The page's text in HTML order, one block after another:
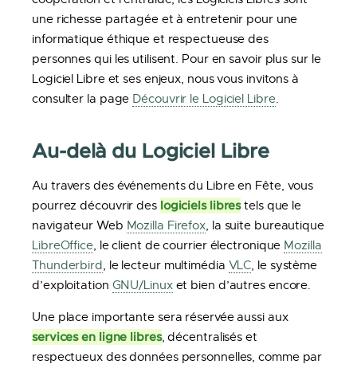
une richesse partagée et à entretenir pour une
informatique éthique et respectueuse des
personnes qui les utilisent. Pour en savoir plus sur le
Logiciel Libre et ses enjeux, nous vous invitons à
consulter la page Découvrir le Logiciel Libre.
Au-delà du Logiciel Libre
Au travers des événements du Libre en Fête, vous
pourrez découvrir des logiciels librestels que le
navigateur Web Mozilla Firefox, la suite bureautique
LibreOffice, le client de courrier électronique Mozilla
Thunderbird, le lecteur multimédia VLC, le système
d’exploitation GNU/Linuxet bien d’autres encore.
Une place importante sera réservée aussi aux
services en ligne libres, décentralisés et
respectueux des données personnelles, comme par